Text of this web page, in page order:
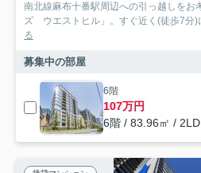
南北線麻布十番駅周辺への引っ越しをお
ズ ウエストヒル」。すぐ近く(徒歩7分)
る
募集中の部屋
6階
107万円
6階 / 83.96㎡ /